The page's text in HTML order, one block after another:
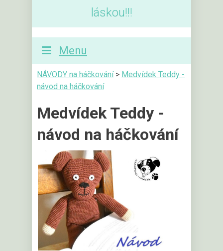
láskou!!!
Menu
NÁVODY na háčkování > Medvídek Teddy -
návod na háčkování
Medvídek Teddy -
návod na háčkování